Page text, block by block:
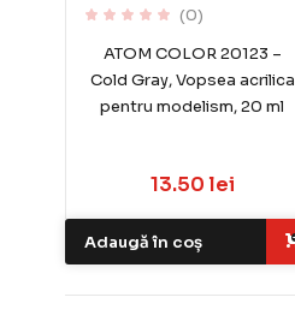
(0)
ATOM COLOR 20123 –
Cold Gray, Vopsea acrilica
pentru modelism, 20 ml
13.50 lei
Adaugă în coș